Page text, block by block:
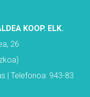
KOOP. ELK.
26
| Telefonoa: 943-83